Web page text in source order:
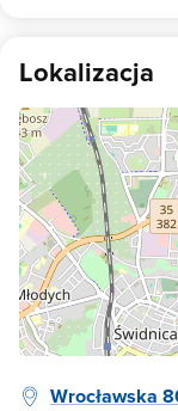
Lokalizacja
Wrocławska